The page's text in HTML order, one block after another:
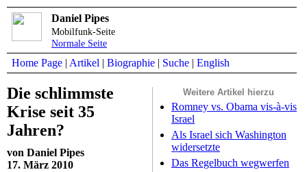
Daniel Pipes
Mobilfunk-Seite
Normale Seite
Home Page | Artikel | Biographie | Suche | English
Weitere Artikel hierzu
Romney vs. Obama vis-à-vis
Israel
Als Israel sich Washington
widersetzte
Das Regelbuch wegwerfen
Die schlimmste
Krise seit 35
Jahren?
von Daniel Pipes
17. März 2010